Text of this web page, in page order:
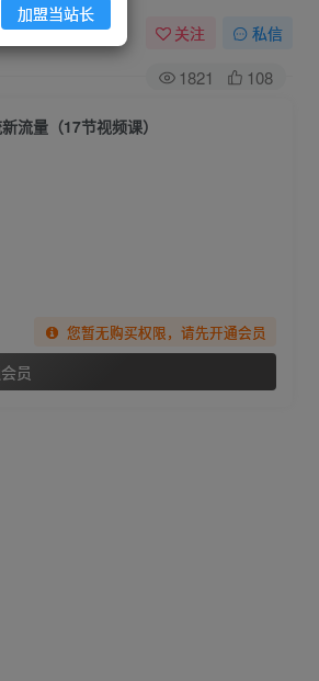
关注 私信
1821 108
流量（17节视频课）
您暂无购买权限，请先开通会员
员
加盟当站长